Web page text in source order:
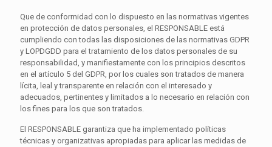
Que de conformidad con lo dispuesto en las normativas vigentes
en protección de datos personales, el RESPONSABLE está
cumpliendo con todas las disposiciones de las normativas GDPR
y LOPDGDD para el tratamiento de los datos personales de su
responsabilidad, y manifiestamente con los principios descritos
en el artículo 5 del GDPR, por los cuales son tratados de manera
lícita, leal y transparente en relación con el interesado y
adecuados, pertinentes y limitados a lo necesario en relación con
los fines para los que son tratados.
El RESPONSABLE garantiza que ha implementado políticas
técnicas y organizativas apropiadas para aplicar las medidas de